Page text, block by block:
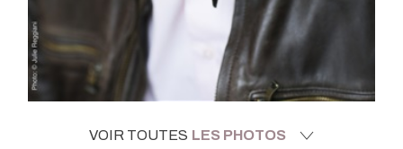
VOIR TOUTES LES PHOTOS